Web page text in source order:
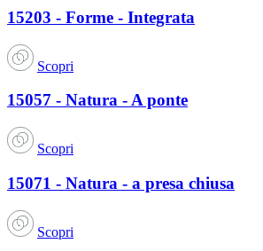
15203 - Forme - Integrata
Scopri
15057 - Natura - A ponte
Scopri
15071 - Natura - a presa chiusa
Scopri